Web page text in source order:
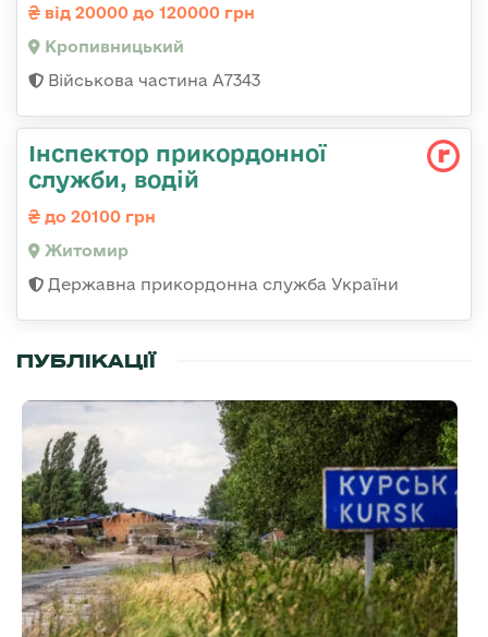
від 20000 до 120000 грн
Кропивницький
Військова частина А7343
Інспектор прикордонної
служби, водій
до 20100 грн
Житомир
Державна прикордонна служба України
ПУБЛІКАЦІЇ